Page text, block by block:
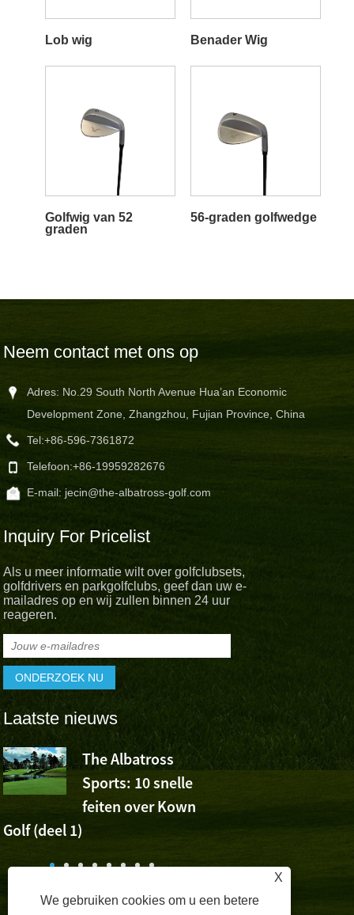
Lob wig Benader Wig
Golfwig van 52
graden
56-graden golfwedge
Neem contact met ons op
Adres: No.29 South North Avenue Hua’an Economic
Development Zone, Zhangzhou, Fujian Province, China
Tel:+86-596-7361872
Telefoon:+86-19959282676
E-mail: jecin@the-albatross-golf.com
Inquiry For Pricelist
Als u meer informatie wilt over golfclubsets,
golfdrivers en parkgolfclubs, geef dan uw e-
mailadres op en wij zullen binnen 24 uur
reageren.
Laatste nieuws
The Albatross
Sports: 10 snelle
feiten over Kown
Golf (deel 1)
De
X
We gebruiken cookies om u een betere